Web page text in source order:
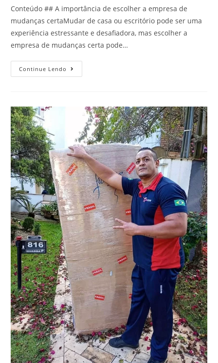
Conteúdo ## A importância de escolher a empresa de
mudanças certaMudar de casa ou escritório pode ser uma
experiência estressante e desafiadora, mas escolher a
empresa de mudanças certa pode…
Continue Lendo